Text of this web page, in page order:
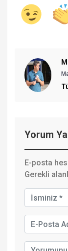
Yorum
E-posta
Gerekli